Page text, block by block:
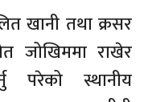
खानी तथा क्रसर
जोखिममा राखेर
परेको स्थानीय